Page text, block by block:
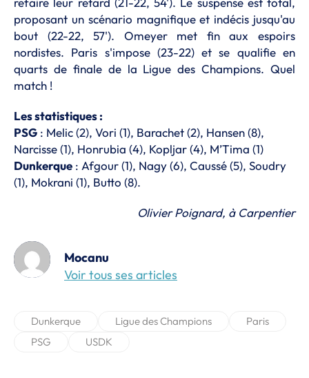
proposant un scénario magnifique et indécis jusqu'au
bout (22-22, 57'). Omeyer met fin aux espoirs
nordistes. Paris s'impose (23-22) et se qualifie en
quarts de finale de la Ligue des Champions. Quel
match !
Les statistiques :
PSG : Melic (2), Vori (1), Barachet (2), Hansen (8),
Narcisse (1), Honrubia (4), Kopljar (4), M’Tima (1)
Dunkerque : Afgour (1), Nagy (6), Caussé (5), Soudry
(1), Mokrani (1), Butto (8).
Olivier Poignard, à Carpentier
Mocanu
Voir tous ses articles
Dunkerque Ligue des Champions
Paris
PSG
USDK